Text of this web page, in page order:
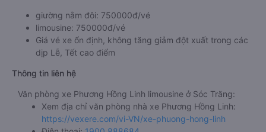
giường nằm đôi: 750000đ/vé
limousine: 750000đ/vé
Giá vé xe ổn định, không tăng giảm đột xuất trong các
dịp Lễ, Tết cao điểm
Thông tin liên hệ
Văn phòng xe Phương Hồng Linh limousine ở Sóc Trăng:
Xem địa chỉ văn phòng nhà xe Phương Hồng Linh:
https://vexere.com/vi-VN/xe-phuong-hong-linh